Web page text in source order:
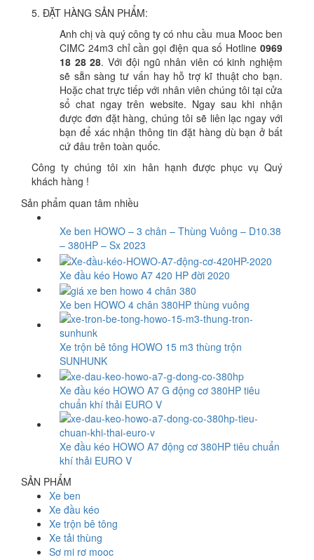
5. ĐẶT HÀNG SẢN PHẨM:
Anh chị và quý công ty có nhu cầu mua Mooc ben
CIMC 24m3 chỉ cần gọi điện qua số Hotline 0969
18 28 28. Với đội ngũ nhân viên có kinh nghiệm
sẽ sẵn sàng tư vấn hay hỗ trợ kĩ thuật cho bạn.
Hoặc chat trực tiếp với nhân viên chúng tôi tại cửa
sổ chat ngay trên website. Ngay sau khi nhận
được đơn đặt hàng, chúng tôi sẽ liên lạc ngay với
bạn để xác nhận thông tin đặt hàng dù bạn ở bất
cứ đâu trên toàn quốc.
Công ty chúng tôi xin hân hạnh được phục vụ Quý
khách hàng !
Sản phẩm quan tâm nhiều
Xe ben HOWO – 3 chân – Thùng Vuông – D10.38
– 380HP – Sx 2023
Xe đầu kéo Howo A7 420 HP đời 2020
Xe ben HOWO 4 chân 380HP thùng vuông
Xe trộn bê tông HOWO 15 m3 thùng trộn
SUNHUNK
Xe đầu kéo HOWO A7 G động cơ 380HP tiêu
chuẩn khí thải EURO V
Xe đầu kéo HOWO A7 động cơ 380HP tiêu chuẩn
khí thải EURO V
SẢN PHẨM
Xe ben
Xe đầu kéo
Xe trộn bê tông
Xe tải thùng
Sơ mi rơ mooc